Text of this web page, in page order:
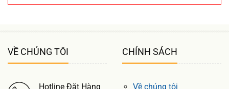
VỀ CHÚNG TÔI
Hotline Đặt Hàng
CHÍNH SÁCH
Về chúng tôi